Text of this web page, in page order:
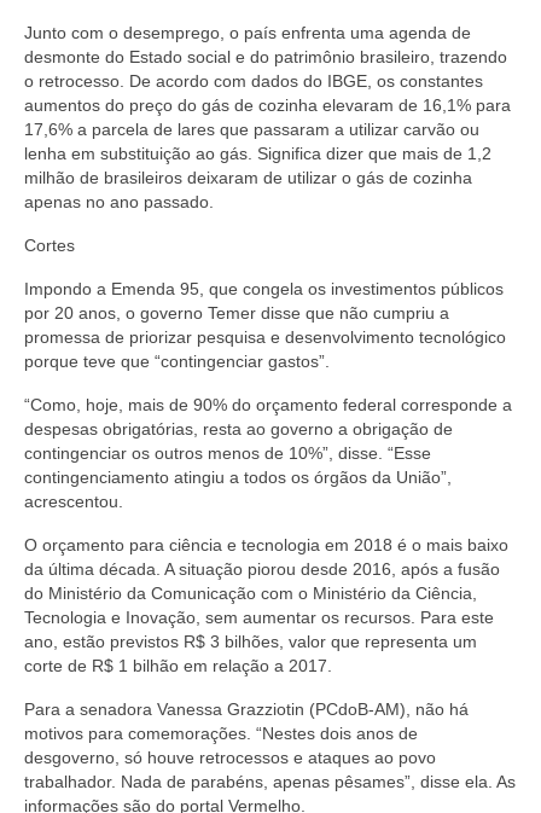
Junto com o desemprego, o país enfrenta uma agenda de
desmonte do Estado social e do patrimônio brasileiro, trazendo
o retrocesso. De acordo com dados do IBGE, os constantes
aumentos do preço do gás de cozinha elevaram de 16,1% para
17,6% a parcela de lares que passaram a utilizar carvão ou
lenha em substituição ao gás. Significa dizer que mais de 1,2
milhão de brasileiros deixaram de utilizar o gás de cozinha
apenas no ano passado.
Cortes
Impondo a Emenda 95, que congela os investimentos públicos
por 20 anos, o governo Temer disse que não cumpriu a
promessa de priorizar pesquisa e desenvolvimento tecnológico
porque teve que “contingenciar gastos”.
“Como, hoje, mais de 90% do orçamento federal corresponde a
despesas obrigatórias, resta ao governo a obrigação de
contingenciar os outros menos de 10%”, disse. “Esse
contingenciamento atingiu a todos os órgãos da União”,
acrescentou.
O orçamento para ciência e tecnologia em 2018 é o mais baixo
da última década. A situação piorou desde 2016, após a fusão
do Ministério da Comunicação com o Ministério da Ciência,
Tecnologia e Inovação, sem aumentar os recursos. Para este
ano, estão previstos R$ 3 bilhões, valor que representa um
corte de R$ 1 bilhão em relação a 2017.
Para a senadora Vanessa Grazziotin (PCdoB-AM), não há
motivos para comemorações. “Nestes dois anos de
desgoverno, só houve retrocessos e ataques ao povo
trabalhador. Nada de parabéns, apenas pêsames”, disse ela. As
informações são do portal Vermelho.